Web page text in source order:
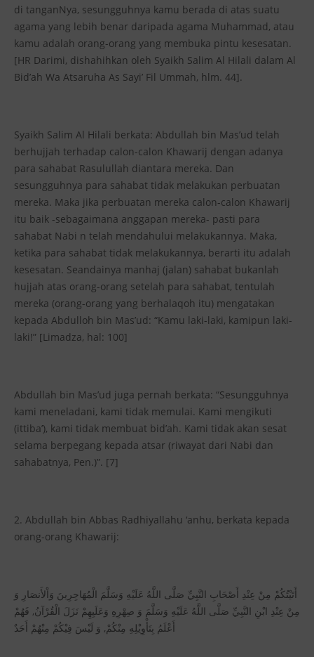
di tanganNya, sesungguhnya kamu berada di atas suatu
agama yang lebih benar daripada agama Muhammad, atau
kamu adalah orang-orang yang membuka pintu kesesatan.
[HR Darimi, dishahihkan oleh Syaikh Salim Al Hilali dalam Al
Bid’ah Wa Atsaruha As Sayi’ Fil Ummah, hlm. 44].
Syaikh Salim Al Hilali berkata: Abdullah bin Mas’ud telah
berhujjah terhadap calon-calon Khawarij dengan adanya
para sahabat Rasulullah diantara mereka. Dan
sesungguhnya para sahabat tidak melakukan perbuatan
mereka. Maka jika perbuatan mereka calon-calon Khawarij
itu baik -sebagaimana anggapan mereka- pasti para
sahabat Nabi n telah mendahului melakukannya. Maka,
ketika para sahabat tidak melakukannya, berarti itu adalah
kesesatan. Seandainya manhaj (jalan) sahabat bukanlah
hujjah atas orang-orang setelah para sahabat, tentulah
mereka (orang-orang yang berhalaqoh itu) mengatakan
kepada Abdulloh bin Mas’ud: “Kamu laki-laki, kamipun laki-
laki!” [Limadza, hal: 100]
Abdullah bin Mas’ud juga pernah berkata: “Sesungguhnya
kami meneladani, kami tidak memulai. Kami mengikuti
(ittiba’), kami tidak membuat bid’ah. Kami tidak akan sesat
selama berpegang kepada atsar (riwayat dari Nabi dan
sahabatnya, Pen.)”. [7]
2. Abdullah bin Abbas Radhiyallahu ‘anhu, berkata kepada
orang-orang Khawarij:
أَتَيْتُكُمْ مِنْ عِنْدِ أَصْحَابِ النَّبِيِّ صَلَّى اللَّهُ عَلَيْهِ وَسَلَّمَ الْمُهَاجِرِينَ وَاْلأَنصَارِ وَ
مِنْ عِنْدِ ابْنِ النَّبِيِّ صَلَّى اللَّهُ عَلَيْهِ وَسَلَّمَ وَ صِهْرِهِ وَعَلَيِهِمْ نَزَلَ الْقُرْآنُ, فَهُمْ
أَعْلَمُ بِتَأْوِيْلِهِ مِنْكُمْ, وَ لَيْسَ فِيْكُمْ مِنْهُمْ أَحَدٌ